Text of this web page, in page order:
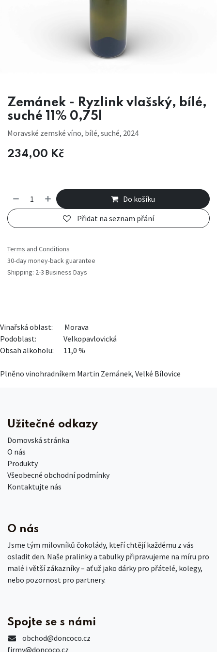
Zemánek - Ryzlink vlašský, bílé,
suché 11% 0,75l
Moravské zemské víno, bílé, suché, 2024
234,00 Kč
Do košíku
Přidat na seznam přání
Terms and Conditions
30-day money-back guarantee
Shipping: 2-3 Business Days
Vinařská oblast:
​Morava
Podoblast:
​Velkopavlovická
Obsah alkoholu:
​11,0 %
Plněno vinohradníkem Martin Zemánek, Velké Bílovice
Užitečné odkazy
Domovská stránka
O nás
Produkty
Všeobecné obchodní podmínky
Kontaktujte nás
O nás
Jsme tým milovníků čokolády, kteří chtějí každému z vás
osladit den. Naše pralinky a tabulky připravujeme na míru pro
malé i větší zákazníky – ať už jako dárky pro přátelé, kolegy,
nebo pozornost pro partnery.
Spojte se s námi
obchod@doncoco.cz
firmy@doncoco.cz